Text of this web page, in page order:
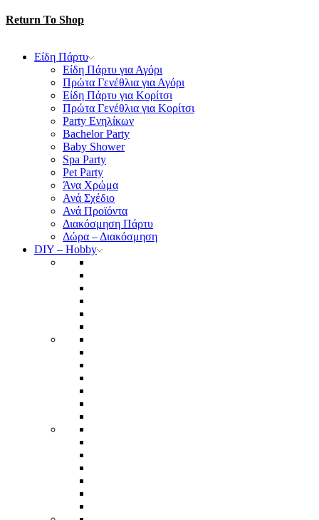
Return To Shop
Είδη Πάρτυ
Είδη Πάρτυ για Αγόρι
Πρώτα Γενέθλια για Αγόρι
Είδη Πάρτυ για Κορίτσι
Πρώτα Γενέθλια για Κορίτσι
Party Ενηλίκων
Bachelor Party
Baby Shower
Spa Party
Pet Party
Άνα Χρώμα
Ανά Σχέδιο
Ανά Προϊόντα
Διακόσμηση Πάρτυ
Δώρα – Διακόσμηση
DIY – Hobby